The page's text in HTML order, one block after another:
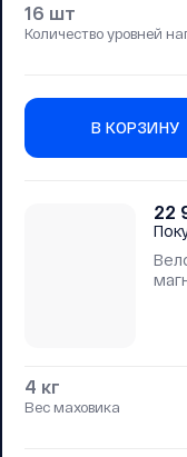
16 шт
Количество уровней
В КОРЗИНУ
22
4 кг
Вес маховика